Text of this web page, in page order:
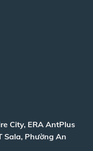
City, ERA AntPlus
Sala, Phường An